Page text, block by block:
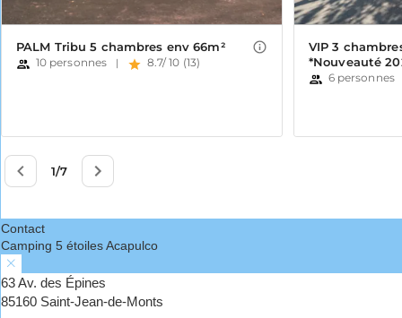
Contact
Camping 5 étoiles Acapulco
63 Av. des Épines
85160 Saint-Jean-de-Monts